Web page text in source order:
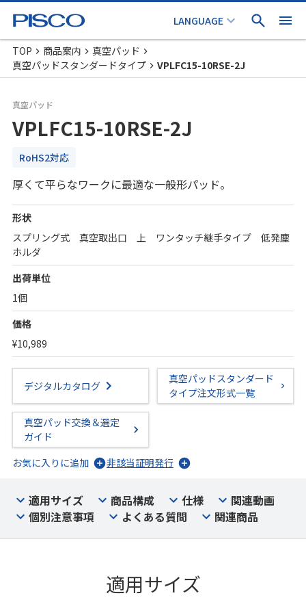
TOP 商品案内
真空パッド
真空パッドスタンダードタイプ
VPLFC15-10RSE-2J
真空パッド
VPLFC15-10RSE-2J
RoHS2対応
厚くて平らなワークに最適な一般形パッド。
形状
スプリング式 真空取出口 上 ワンタッチ継手タイプ 低発塵
ホルダ
出荷単位
1個
価格
¥10,989
デジタルカタログ
真空パッドスタンダード
タイプ注文形式一覧
真空パッド交換＆選定
ガイド
お気に入りに追加
非該当証明発行
適用サイズ 商品構成 仕様
関連動画
個別注意事項
よくある質問 関連商品
適用サイズ